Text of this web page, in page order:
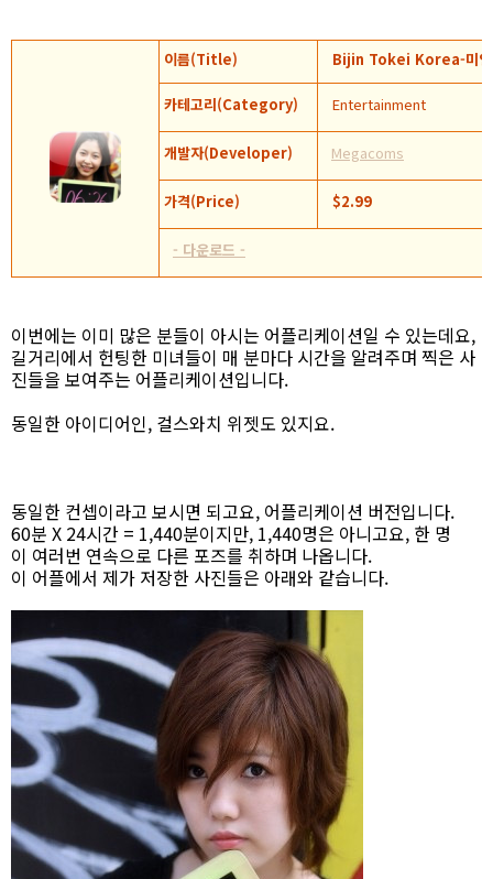
이름(Title) Bijin Tokei Korea-미인
카테고리(Category) Entertainment
개발자(Developer) Megacoms
가격(Price) $2.99
- 다운로드 -
이번에는 이미 많은 분들이 아시는 어플리케이션일 수 있는데요,
길거리에서 헌팅한 미녀들이 매 분마다 시간을 알려주며 찍은 사
진들을 보여주는 어플리케이션입니다.
동일한 아이디어인, 걸스와치 위젯도 있지요.
동일한 컨셉이라고 보시면 되고요, 어플리케이션 버전입니다.
60분 X 24시간 = 1,440분이지만, 1,440명은 아니고요, 한 명
이 여러번 연속으로 다른 포즈를 취하며 나옵니다.
이 어플에서 제가 저장한 사진들은 아래와 같습니다.